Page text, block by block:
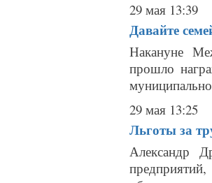
29 мая 13:39
Давайте
Накануне
прошло
29 мая 13:25
Льготы за
Александр